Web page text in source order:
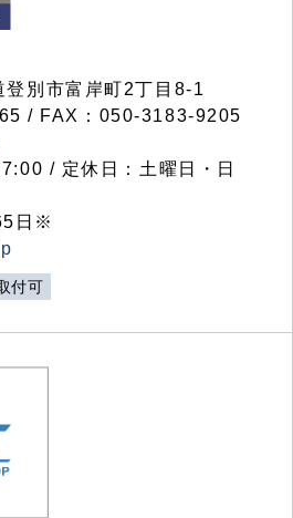
登別市富岸町2丁目 8-1
/ FAX：050-3183-9205
/ 定休日：土曜日・日
日※
付可